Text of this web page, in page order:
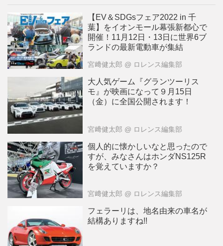
【EV＆SDGsフェア2022 in 千
葉】をイオンモール幕張新都心で
開催！11月12日・13日に世界6ブ
ランドの最新電動車が集結
宮﨑健太郎 @ ロレンス編集部
大人気ゲーム『グランツーリス
モ』が映画になって９月15日
（金）に全国公開されます！
宮﨑健太郎 @ ロレンス編集部
個人的に懐かしいなと思ったので
すが、みなさんはホンダNS125R
を覚えていますか？
宮﨑健太郎 @ ロレンス編集部
フェラーリは、地名由来の車名が
結構ありますね!!